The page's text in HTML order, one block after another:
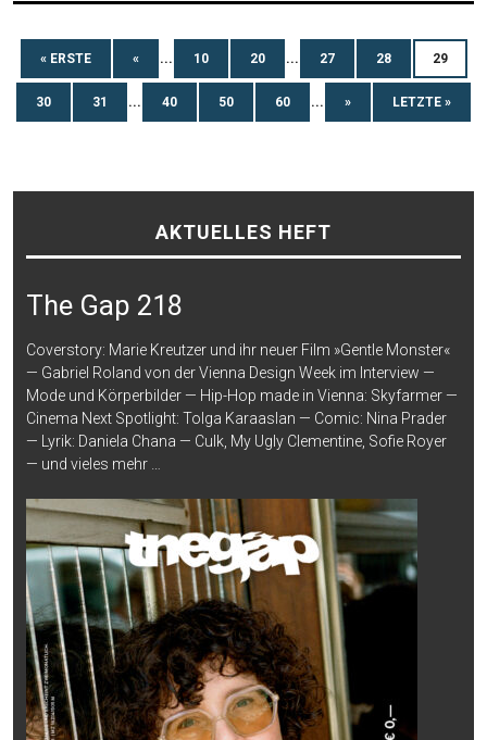
« ERSTE « ... 10 20 ... 27 28 29
30 31 ... 40 50 60 ... » LETZTE »
AKTUELLES HEFT
The Gap 218
Coverstory: Marie Kreutzer und ihr neuer Film »Gentle Monster«
— Gabriel Roland von der Vienna Design Week im Interview —
Mode und Körperbilder — Hip-Hop made in Vienna: Skyfarmer —
Cinema Next Spotlight: Tolga Karaaslan — Comic: Nina Prader
— Lyrik: Daniela Chana — Culk, My Ugly Clementine, Sofie Royer
— und vieles mehr …